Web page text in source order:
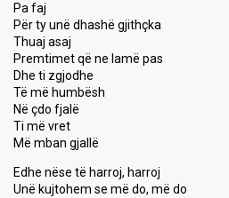
Pa faj
Për ty unë dhashë gjithçka
Thuaj asaj
Premtimet që ne lamë pas
Dhe ti zgjodhe
Të më humbësh
Në çdo fjalë
Ti më vret
Më mban gjallë
Edhe nëse të harroj, harroj
Unë kujtohem se më do, më do